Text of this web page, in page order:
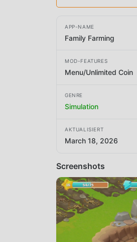
APP-NAME
Family Farming
MOD-FEATURES
Menu/Unlimited Coin
GENRE
Simulation
AKTUALISIERT
March 18, 2026
Screenshots